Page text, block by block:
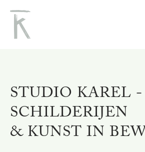
STUDIO KAREL -
SCHILDERIJEN
& KUNST IN